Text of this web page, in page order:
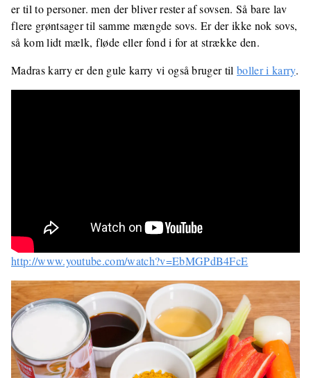
er til to personer. men der bliver rester af sovsen. Så bare lav
flere grøntsager til samme mængde sovs. Er der ikke nok sovs,
så kom lidt mælk, fløde eller fond i for at strække den.
Madras karry er den gule karry vi også bruger tilboller i karry.
http://www.youtube.com/watch?v=EbMGPdB4FcE